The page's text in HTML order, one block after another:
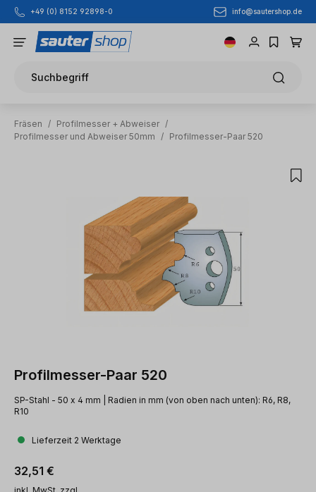
Zum Hauptinhalt springen
+49 (0) 8152 92898-0 info@sautershop.de
Suchbegriff
Fräsen / Profilmesser + Abweiser /
Profilmesser und Abweiser 50mm
/ Profilmesser-Paar 520
Profilmesser-Paar 520
SP-Stahl - 50 x 4 mm | Radien in mm (von oben nach unten): R6, R8,
R10
Lieferzeit 2 Werktage
Regulärer Preis:
32,51 €